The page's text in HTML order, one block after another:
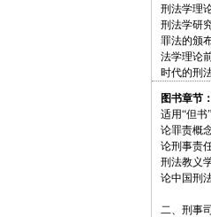
刑法学理
刑法学研
罪法的颁
法学理论
时代的刑
图书章节：
适用“但书
论罪责概
论刑事责
刑法教义
论中国刑
二、刑事